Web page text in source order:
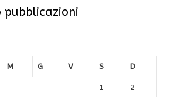
pubblicazioni
M G V S D
1 2